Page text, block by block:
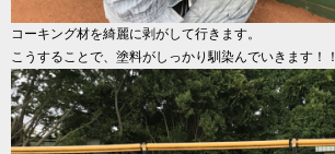
コーキング材を綺麗に剥がして行きます。
こうすることで、塗料がしっかり馴染んでいきます！！